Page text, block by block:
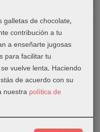
de chocolate,
contribución a tu
a enseñarte jugosas
para facilitar tu
vuelve lenta. Haciendo
de acuerdo con su
nuestra política de